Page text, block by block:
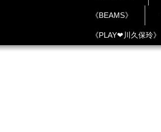
《BEAMS》
《PLAY❤川久保玲》